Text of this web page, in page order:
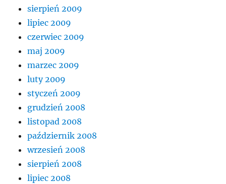
sierpień 2009
lipiec 2009
czerwiec 2009
maj 2009
marzec 2009
luty 2009
styczeń 2009
grudzień 2008
listopad 2008
październik 2008
wrzesień 2008
sierpień 2008
lipiec 2008